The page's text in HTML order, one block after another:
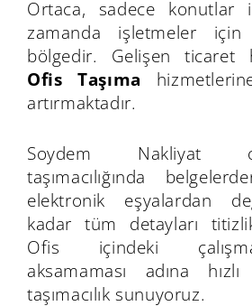
Ortaca, sadece konutlar
zamanda işletmeler
bölgedir. Gelişen ticaret
Ofis Taşıma
artırmaktadır.
Soydem Nakliyat
taşımacılığında
elektronik eşyalardan
kadar tüm detayları
Ofis içindeki
aksamaması adına
taşımacılık sunuyoruz.